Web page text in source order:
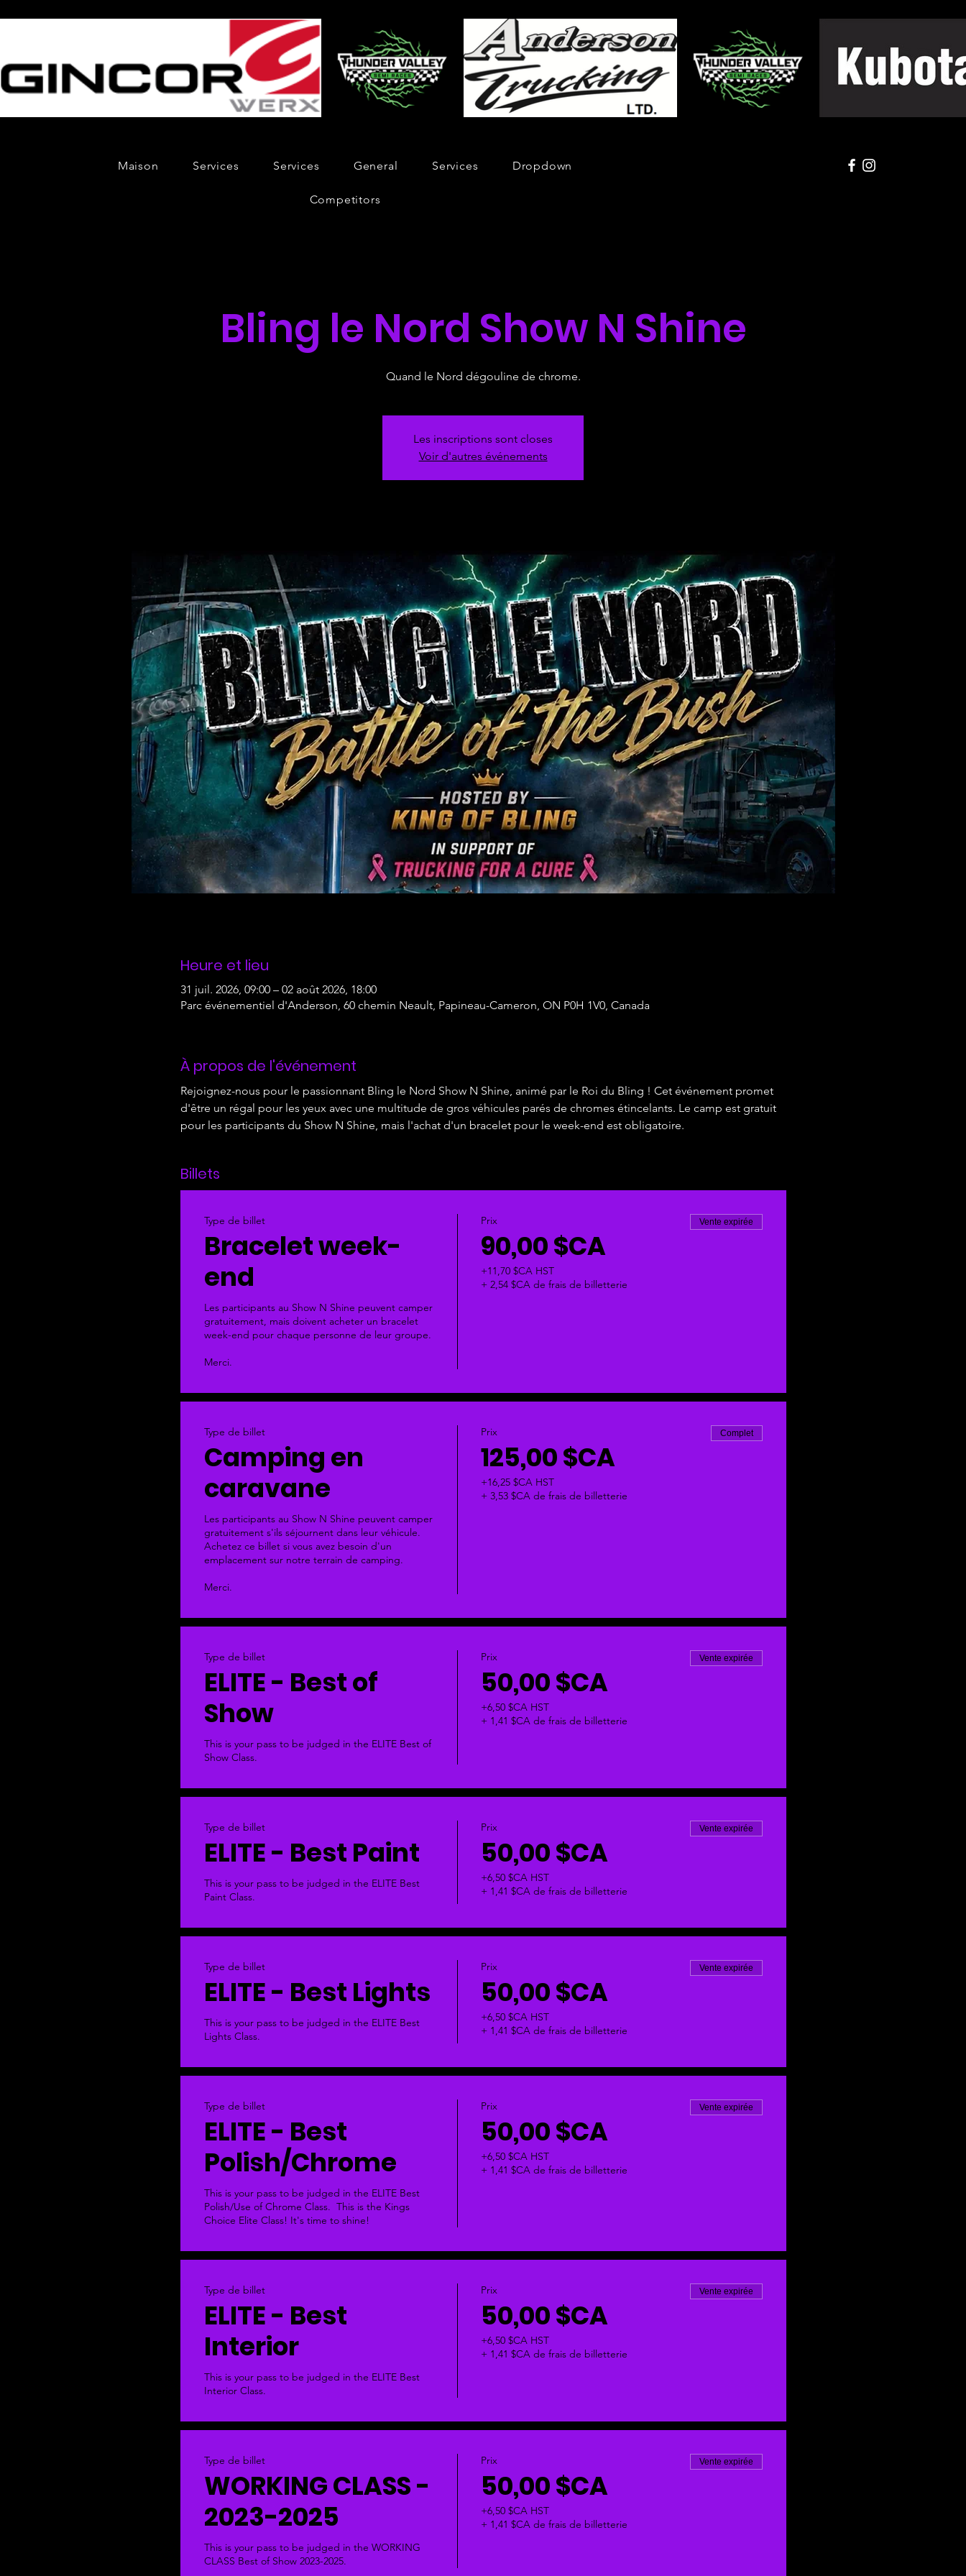
Maison Services Services General Services Dropdown
Competitors
Bling le Nord Show N Shine
Quand le Nord dégouline de chrome.
Les inscriptions sont closes
Voir d'autres événements
Heure et lieu
31 juil. 2026, 09:00 – 02 août 2026, 18:00
Parc événementiel d'Anderson, 60 chemin Neault, Papineau-Cameron, ON P0H 1V0, Canada
À propos de l'événement
Rejoignez-nous pour le passionnant Bling le Nord Show N Shine, animé par le Roi du Bling ! Cet événement promet
d'être un régal pour les yeux avec une multitude de gros véhicules parés de chromes étincelants. Le camp est gratuit
pour les participants du Show N Shine, mais l'achat d'un bracelet pour le week-end est obligatoire.
Billets
Type de billet
Bracelet week-
end
Les participants au Show N Shine peuvent camper
gratuitement, mais doivent acheter un bracelet
week-end pour chaque personne de leur groupe.
Merci.
Prix
90,00 $CA
+11,70 $CA HST
+ 2,54 $CA de frais de billetterie
Vente expirée
Type de billet
Camping en
caravane
Les participants au Show N Shine peuvent camper
gratuitement s'ils séjournent dans leur véhicule.
Achetez ce billet si vous avez besoin d'un
emplacement sur notre terrain de camping.
Merci.
Prix
125,00 $CA
+16,25 $CA HST
+ 3,53 $CA de frais de billetterie
Complet
Type de billet
ELITE - Best of
Show
This is your pass to be judged in the ELITE Best of
Show Class.
Prix
50,00 $CA
+6,50 $CA HST
+ 1,41 $CA de frais de billetterie
Vente expirée
Type de billet
ELITE - Best Paint
This is your pass to be judged in the ELITE Best
Paint Class.
Prix
50,00 $CA
+6,50 $CA HST
+ 1,41 $CA de frais de billetterie
Vente expirée
Type de billet
ELITE - Best Lights
This is your pass to be judged in the ELITE Best
Lights Class.
Prix
50,00 $CA
+6,50 $CA HST
+ 1,41 $CA de frais de billetterie
Vente expirée
Type de billet
ELITE - Best
Polish/Chrome
This is your pass to be judged in the ELITE Best
Polish/Use of Chrome Class.  This is the Kings
Choice Elite Class! It's time to shine!
Prix
50,00 $CA
+6,50 $CA HST
+ 1,41 $CA de frais de billetterie
Vente expirée
Type de billet
ELITE - Best
Interior
This is your pass to be judged in the ELITE Best
Interior Class.
Prix
50,00 $CA
+6,50 $CA HST
+ 1,41 $CA de frais de billetterie
Vente expirée
Type de billet
WORKING CLASS -
2023-2025
This is your pass to be judged in the WORKING
CLASS Best of Show 2023-2025.
Prix
50,00 $CA
+6,50 $CA HST
+ 1,41 $CA de frais de billetterie
Vente expirée